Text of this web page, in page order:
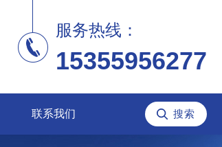
服务热线：
15355956277
联系我们